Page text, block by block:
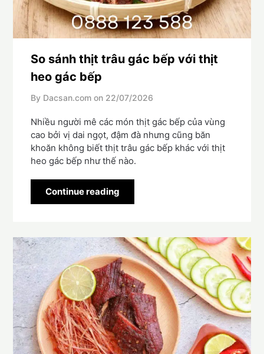
So sánh thịt trâu gác bếp với thịt
heo gác bếp
By Dacsan.com on 22/07/2026
Nhiều người mê các món thịt gác bếp của vùng
cao bởi vị dai ngọt, đậm đà nhưng cũng băn
khoăn không biết thịt trâu gác bếp khác với thịt
heo gác bếp như thế nào.
Continue reading